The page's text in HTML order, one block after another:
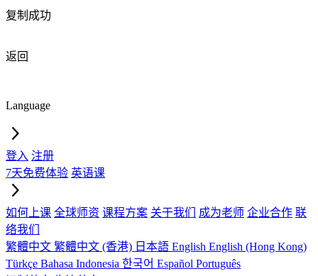
复制成功
返回
Language
登入 注册
7天免费体验 英语课
如何上课 全球师资 课程方案 关于我们 成为老师 企业合作 联
络我们
繁體中文 繁體中文 (香港) 日本語 English English (Hong Kong)
Türkçe Bahasa Indonesia 한국어 Español Português